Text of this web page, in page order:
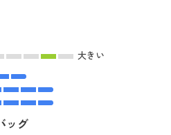
大きい
ッグ